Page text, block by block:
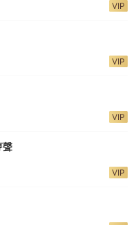
VIP
VIP
VIP
聲
VIP